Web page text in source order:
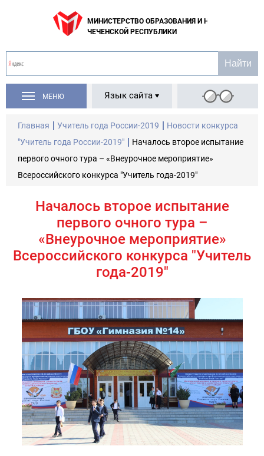
МИНИСТЕРСТВО ОБРАЗОВАНИЯ И НАУКИ
ЧЕЧЕНСКОЙ РЕСПУБЛИКИ
МЕНЮ Язык сайта
Главная Учитель года России-2019
Новости конкурса
"Учитель года России-2019"
Началось второе испытание
первого очного тура – «Внеурочное мероприятие»
Всероссийского конкурса "Учитель года-2019"
Началось второе испытание
первого очного тура –
«Внеурочное мероприятие»
Всероссийского конкурса "Учитель
года-2019"